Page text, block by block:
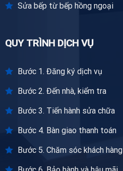
Sửa bếp từ bếp hồng ngoại
QUY TRÌNH DỊCH VỤ
Bước 1. Đăng ký dịch vụ
Bước 2. Đến nhà, kiểm tra
Bước 3. Tiến hành sửa chữa
Bước 4. Bàn giao thanh toán
Bước 5. Chăm sóc khách hàng